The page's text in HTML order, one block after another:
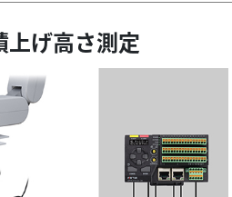
上げ高さ測定